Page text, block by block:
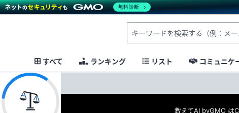
すべて ランキング リスト コミュニケ
教えてAI byGMO は
無料診断